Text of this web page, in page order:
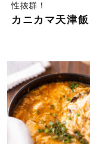
性抜群！
カニカマ天津飯